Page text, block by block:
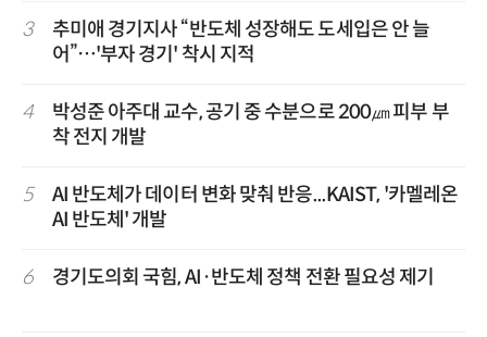
3
추미애 경기지사 “반도체 성장해도 도세입은 안 늘
어”…'부자 경기' 착시 지적
4
박성준 아주대 교수, 공기 중 수분으로 200㎛ 피부 부
착 전지 개발
5
AI 반도체가 데이터 변화 맞춰 반응...KAIST, '카멜레온
AI 반도체' 개발
6 경기도의회 국힘, AI·반도체 정책 전환 필요성 제기